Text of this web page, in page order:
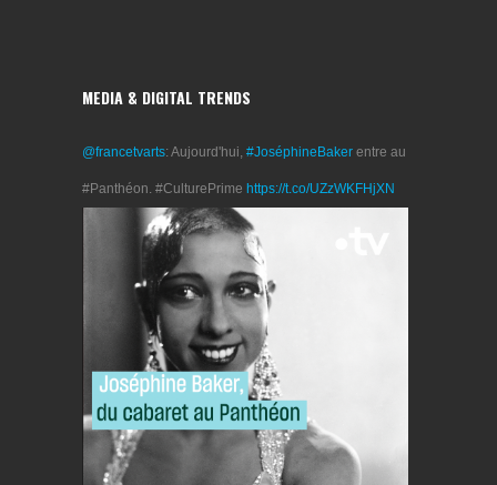
MEDIA & DIGITAL TRENDS
@francetvarts: Aujourd'hui, #JoséphineBaker entre au
#Panthéon. #CulturePrime https://t.co/UZzWKFHjXN